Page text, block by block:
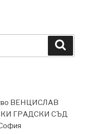
ВЕНЦИСЛАВ
ГРАДСКИ СЪД